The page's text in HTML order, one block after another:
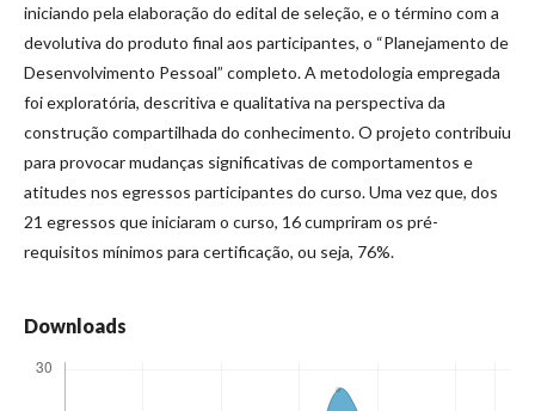
iniciando pela elaboração do edital de seleção, e o término com a
devolutiva do produto final aos participantes, o “Planejamento de
Desenvolvimento Pessoal” completo. A metodologia empregada
foi exploratória, descritiva e qualitativa na perspectiva da
construção compartilhada do conhecimento. O projeto contribuiu
para provocar mudanças significativas de comportamentos e
atitudes nos egressos participantes do curso. Uma vez que, dos
21 egressos que iniciaram o curso, 16 cumpriram os pré-
requisitos mínimos para certificação, ou seja, 76%.
Downloads